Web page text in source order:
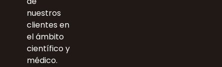
nuestros
clientes en
el ámbito
científico y
médico.